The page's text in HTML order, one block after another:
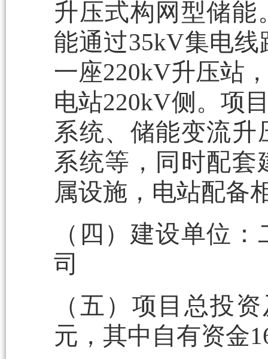
升压式构网型储
能通过35kV集电
一座220kV升压站
电站220kV侧。项
系统、储能变流
系统等，同时配
属设施，电站配备
（四）建设单位
司
（五）项目总投
元，其中自有资金